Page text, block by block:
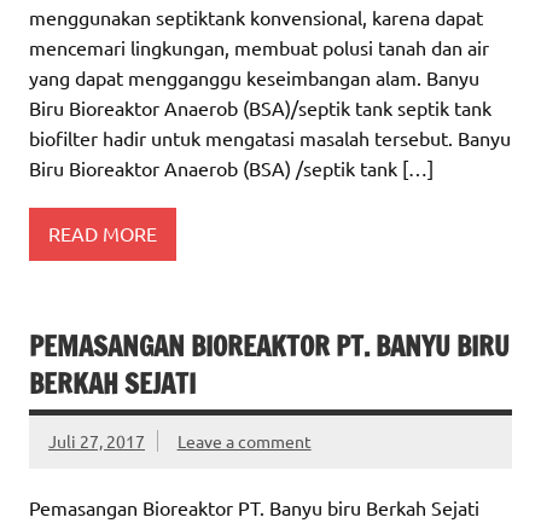
menggunakan septiktank konvensional, karena dapat
mencemari lingkungan, membuat polusi tanah dan air
yang dapat mengganggu keseimbangan alam. Banyu
Biru Bioreaktor Anaerob (BSA)/septik tank septik tank
biofilter hadir untuk mengatasi masalah tersebut. Banyu
Biru Bioreaktor Anaerob (BSA) /septik tank […]
READ MORE
PEMASANGAN BIOREAKTOR PT. BANYU BIRU
BERKAH SEJATI
Juli 27, 2017 Leave a comment
Pemasangan Bioreaktor PT. Banyu biru Berkah Sejati